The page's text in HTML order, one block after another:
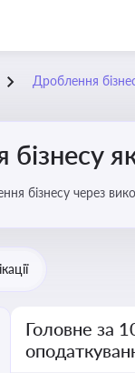
Дроблення
бізнесу через
Головне за